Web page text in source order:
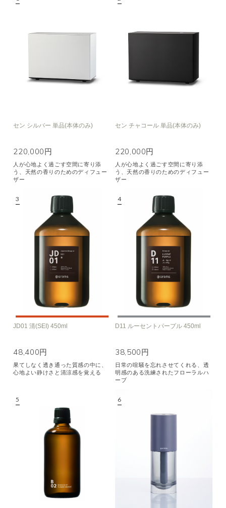
セン シルバー 単品(本体のみ)
220,000円
人が心地よく過ごす空間に寄り添
う、天然の香りのためのディフュー
ザー
セン チャコール 単品(本体のみ)
220,000円
人が心地よく過ごす空間に寄り添
う、天然の香りのためのディフュー
ザー
JD01 清(SEI) 450ml
48,400円
果てしなく透き通った質感の中に、
心地よい静けさと清涼感を覚える
D11 ルーセントパープル 450ml
38,500円
日常の喧騒を忘れさせてくれる、透
明感のある洗練されたフローラルハ
ーブ